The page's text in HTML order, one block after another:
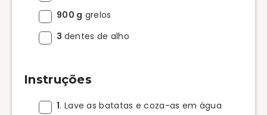
900 g grelos
3 dentes de alho
Instruções
1. Lave as batatas e coza-as em água